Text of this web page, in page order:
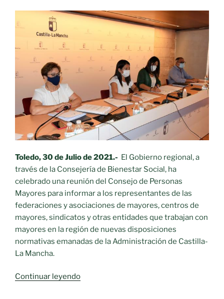
Toledo, 30 de Julio de 2021.- El Gobierno regional, a
través de la Consejería de Bienestar Social, ha
celebrado una reunión del Consejo de Personas
Mayores para informar a los representantes de las
federaciones y asociaciones de mayores, centros de
mayores, sindicatos y otras entidades que trabajan con
mayores en la región de nuevas disposiciones
normativas emanadas de la Administración de Castilla-
La Mancha.
Continuar leyendo«El